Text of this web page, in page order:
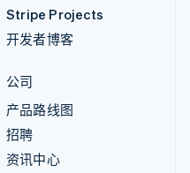
Stripe Projects
开发者博客
公司
产品路线图
招聘
资讯中心